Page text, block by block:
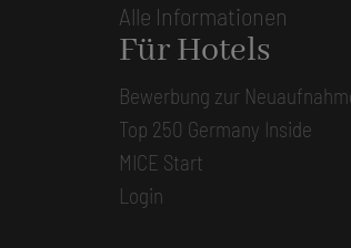
Alle Informationen
Für Hotels
Bewerbung zur
Top 250 Germany Inside
MICE Start
Login